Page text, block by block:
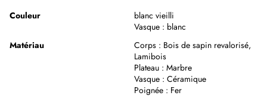
Couleur
blanc vieilli
Vasque : blanc
Matériau
Corps : Bois de sapin revalorisé,
Lamibois
Plateau : Marbre
Vasque : Céramique
Poignée : Fer